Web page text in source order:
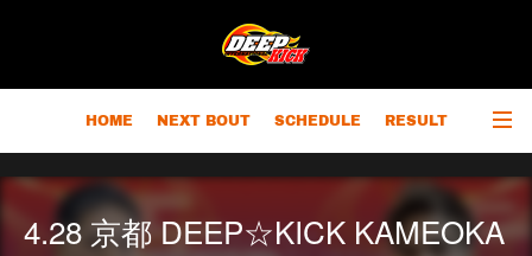
HOME NEXT BOUT SCHEDULE RESULT
RANKING CHAMPIONS OUTLINE
4.28 京都 DEEP☆KICK KAMEOKA